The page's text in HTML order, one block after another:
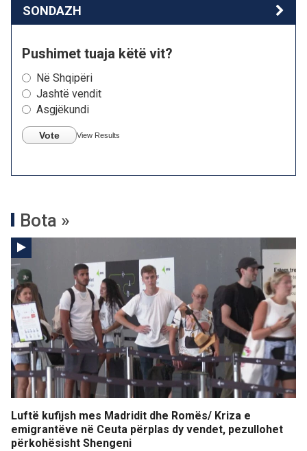
SONDAZH
Pushimet tuaja këtë vit?
Në Shqipëri
Jashtë vendit
Asgjëkundi
Vote View Results
Bota »
Luftë kufijsh mes Madridit dhe Romës/ Kriza e
emigrantëve në Ceuta përplas dy vendet, pezullohet
përkohësisht Shengeni